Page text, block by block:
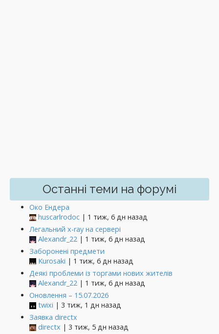
Останні теми на форумі
Око Ендера
huscarlrodoc | 1 тиж, 6 дн назад
Легальний x-ray на сервері
Alexandr_22 | 1 тиж, 6 дн назад
Заборонені предмети
Kurosaki | 1 тиж, 6 дн назад
Деякі проблеми із торгами нових жителів
Alexandr_22 | 1 тиж, 6 дн назад
Оновлення – 15.07.2026
twixi | 3 тиж, 1 дн назад
Заявка directx
directx | 3 тиж, 5 дн назад